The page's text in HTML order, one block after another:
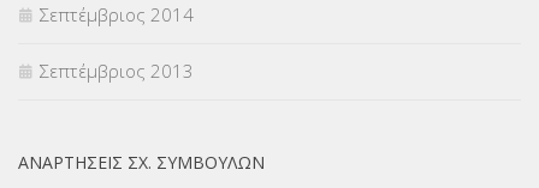
Σεπτέμβριος 2014
Σεπτέμβριος 2013
ΑΝΑΡΤΉΣΕΙΣ ΣΧ. ΣΥΜΒΟΎΛΩΝ